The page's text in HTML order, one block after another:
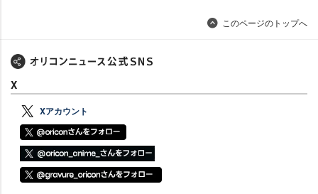
このページのトップへ
X
Xアカウント